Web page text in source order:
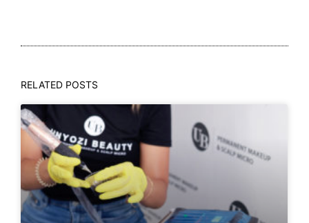
RELATED POSTS